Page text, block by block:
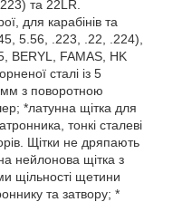
та 22LR.
для карабінів та
5.56, .223, .22, .224),
BERYL, FAMAS, HK
сталі із 5
мм з поворотною
*латунна щітка для
тонкі сталеві
Щітки не дряпають
нейлонова щітка з
щільності щетини
та затвору; *